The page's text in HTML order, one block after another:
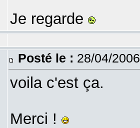
Je regarde
Posté le : 28/04/
voila c'est ça.
Merci !